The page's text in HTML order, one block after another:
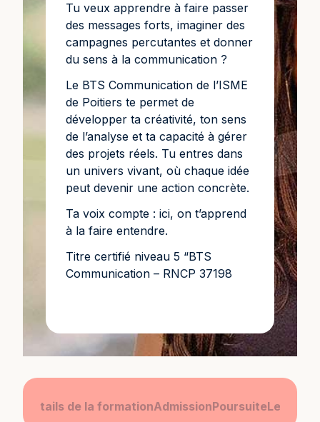
Tu veux apprendre à faire passer
des messages forts, imaginer des
campagnes percutantes et donner
du sens à la communication ?
Le BTS Communication de l’ISME
de Poitiers te permet de
développer ta créativité, ton sens
de l’analyse et ta capacité à gérer
des projets réels. Tu entres dans
un univers vivant, où chaque idée
peut devenir une action concrète.
Ta voix compte : ici, on t’apprend
à la faire entendre.
Titre certifié niveau 5 “BTS
Communication – RNCP 37198
Détails de la formationAdmissionPoursuiteLe